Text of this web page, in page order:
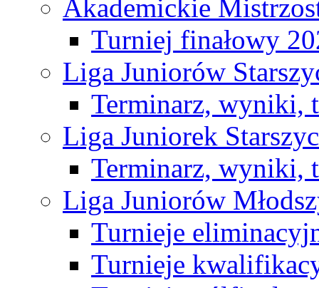
Akademickie
Turniej finałowy
Liga Juniorów
Terminarz, wyniki,
Liga Juniorek
Terminarz, wyniki,
Liga Juniorów
Turnieje
Turnieje